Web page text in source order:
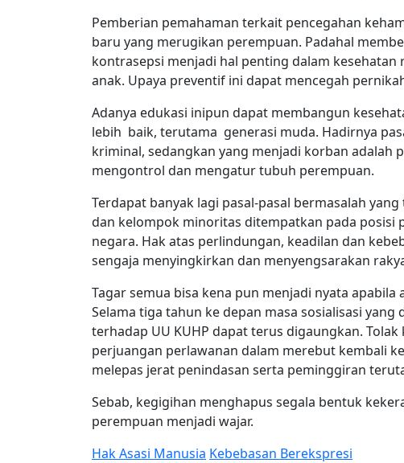
Pemberian pemahaman terkait pencegahan
baru yang merugikan perempuan. Padahal
kontrasepsi menjadi hal penting dalam
anak. Upaya preventif ini dapat mencegah
Adanya edukasi inipun dapat membangun
lebih baik, terutama generasi muda. Hadirnya
kriminal, sedangkan yang menjadi korban
mengontrol dan mengatur tubuh perempuan.
Terdapat banyak lagi pasal-pasal bermasalah
dan kelompok minoritas ditempatkan pada posisi
negara. Hak atas perlindungan, keadilan dan
sengaja menyingkirkan dan menyengsarakan
Tagar semua bisa kena pun menjadi nyata
Selama tiga tahun ke depan masa sosialisasi
terhadap UU KUHP dapatterus digaungkan. Tolak
perjuangan perlawanan dalam merebut kembali
melepas jerat penindasan serta peminggiran
Sebab, kegigihan menghapus segala bentuk
perempuan menjadi wajar.
Hak Asasi Manusia Kebebasan Berekspresi